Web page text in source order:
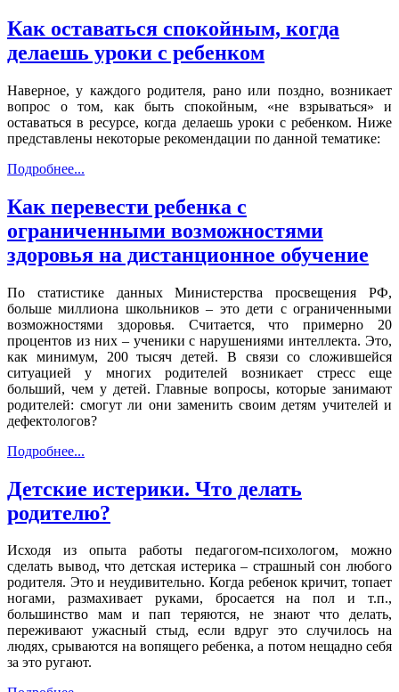
Как оставаться спокойным, когда
делаешь уроки с ребенком
Наверное, у каждого родителя, рано или поздно, возникает
вопрос о том, как быть спокойным, «не взрываться» и
оставаться в ресурсе, когда делаешь уроки с ребенком. Ниже
представлены некоторые рекомендации по данной тематике:
Подробнее...
Как перевести ребенка с
ограниченными возможностями
здоровья на дистанционное обучение
По статистике данных Министерства просвещения РФ,
больше миллиона школьников – это дети с ограниченными
возможностями здоровья. Считается, что примерно 20
процентов из них – ученики с нарушениями интеллекта. Это,
как минимум, 200 тысяч детей. В связи со сложившейся
ситуацией у многих родителей возникает стресс еще
больший, чем у детей. Главные вопросы, которые занимают
родителей: смогут ли они заменить своим детям учителей и
дефектологов?
Подробнее...
Детские истерики. Что делать
родителю?
Исходя из опыта работы педагогом-психологом, можно
сделать вывод, что детская истерика – страшный сон любого
родителя. Это и неудивительно. Когда ребенок кричит, топает
ногами, размахивает руками, бросается на пол и т.п.,
большинство мам и пап теряются, не знают что делать,
переживают ужасный стыд, если вдруг это случилось на
людях, срываются на вопящего ребенка, а потом нещадно себя
за это ругают.